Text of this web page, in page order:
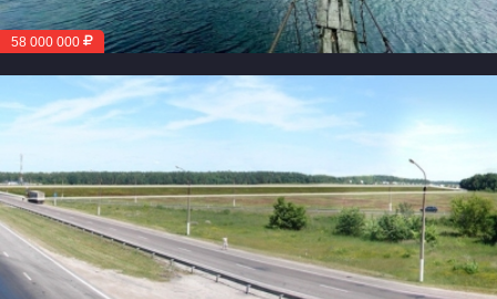
58 000 000